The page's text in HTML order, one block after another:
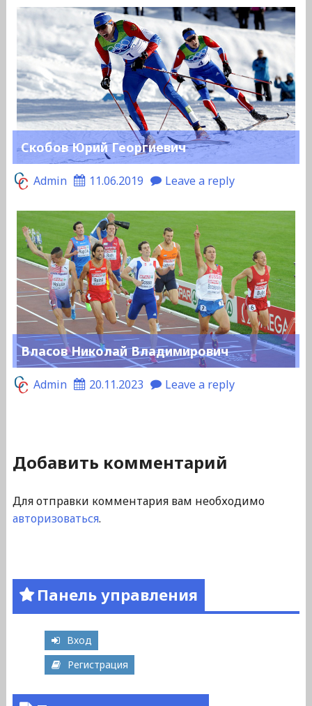
Скобов Юрий Георгиевич
Admin 11.06.2019 Leave a reply
Власов Николай Владимирович
Admin 20.11.2023 Leave a reply
Добавить комментарий
Для отправки комментария вам необходимо
авторизоваться.
Панель управления
Вход
Регистрация